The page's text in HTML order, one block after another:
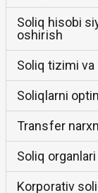
Soliq hisobi
oshirish
Soliq tizimi
Soliqlarni
Transfer
Soliq
Korporativ